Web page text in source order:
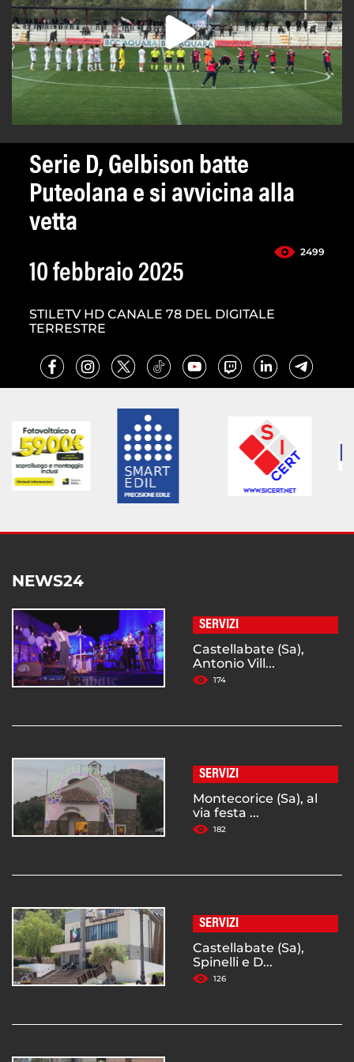
Serie D, Gelbison batte
Puteolana e si avvicina alla
vetta
2499
10 febbraio 2025
STILETV HD CANALE 78 DEL DIGITALE
TERRESTRE
NEWS24
SERVIZI
Castellabate (Sa),
Antonio Vill...
174
SERVIZI
Montecorice (Sa), al
via festa ...
182
SERVIZI
Castellabate (Sa),
Spinelli e D...
126